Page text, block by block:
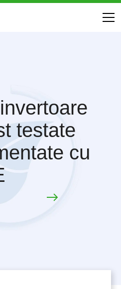
invertoare
testate
cu